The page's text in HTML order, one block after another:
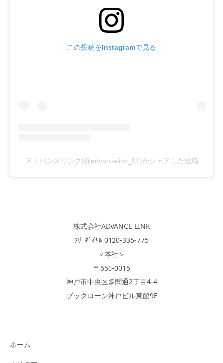
この投稿をInstagramで見る
アドバンスリンク(@advancelink_01)がシェアした投稿
株式会社ADVANCE LINK
ﾌﾘｰﾀﾞｲﾔﾙ 0120-335-775
＜本社＞
〒650-0015
神戸市中央区多聞通2丁目4-4
ブックローン神戸ビル東館9F
ホーム